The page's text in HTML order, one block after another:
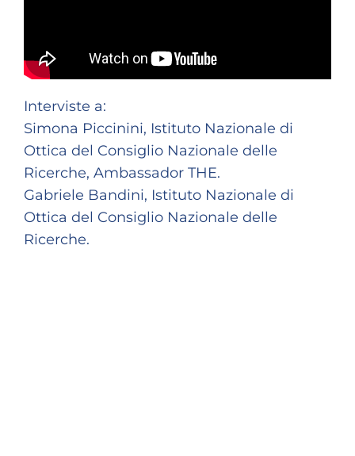
Interviste a:
Simona Piccinini, Istituto Nazionale di
Ottica del Consiglio Nazionale delle
Ricerche, Ambassador THE.
Gabriele Bandini, Istituto Nazionale di
Ottica del Consiglio Nazionale delle
Ricerche.